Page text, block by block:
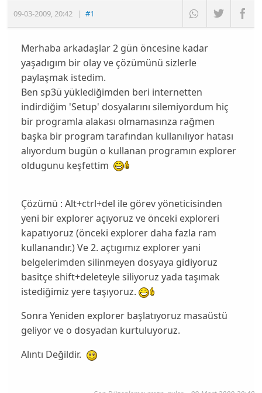
09-03-2009,20:42 |#1
Merhaba arkadaşlar 2 gün öncesine kadar
yaşadıgım bir olay ve çözümünü sizlerle
paylaşmak istedim.
Ben sp3ü yüklediğimden beri internetten
indirdiğim 'Setup' dosyalarını silemiyordum hiç
bir programla alakası olmamasınza rağmen
başka bir program tarafından kullanılıyor hatası
alıyordum bugün o kullanan programın explorer
oldugunu keşfettim
Çözümü : Alt+ctrl+del ile görev yöneticisinden
yeni bir explorer açıyoruz ve önceki exploreri
kapatıyoruz (önceki explorer daha fazla ram
kullanandır.) Ve 2. açtıgımız explorer yani
belgelerimden silinmeyen dosyaya gidiyoruz
basitçe shift+deleteyle siliyoruz yada taşımak
istediğimiz yere taşıyoruz.
Sonra Yeniden explorer başlatıyoruz masaüstü
geliyor ve o dosyadan kurtuluyoruz.
Alıntı Değildir.